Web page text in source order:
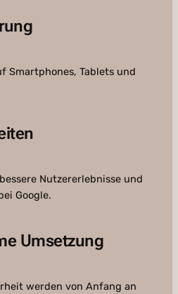
Smartphones, Tablets und
Nutzererlebnisse und
Google.
Umsetzung
werden von Anfang an